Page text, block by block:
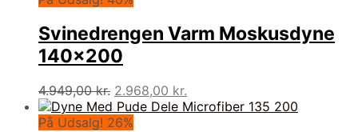
4.399,95 kr..2.399,95 kr..
Svinedrengen Varm Moskusdyne
140×200
4.949,00kr. Den
oprindelige
pris
2.968,00 kr.
aktuelle
På Udsalg! 26%